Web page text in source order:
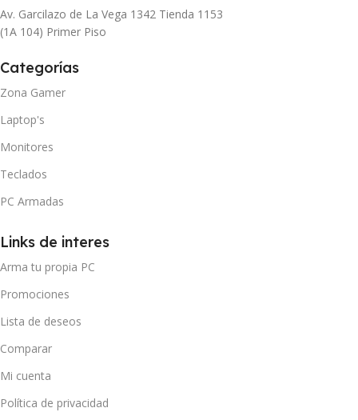
Av. Garcilazo de La Vega 1342 Tienda 1153
(1A 104) Primer Piso
Categorías
Zona Gamer
Laptop's
Monitores
Teclados
PC Armadas
Links de interes
Arma tu propia PC
Promociones
Lista de deseos
Comparar
Mi cuenta
Política de privacidad